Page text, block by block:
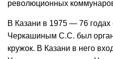
революционных
В Казани в 1975 — 76
Черкашиным С.С. был
кружок. В Казани в него